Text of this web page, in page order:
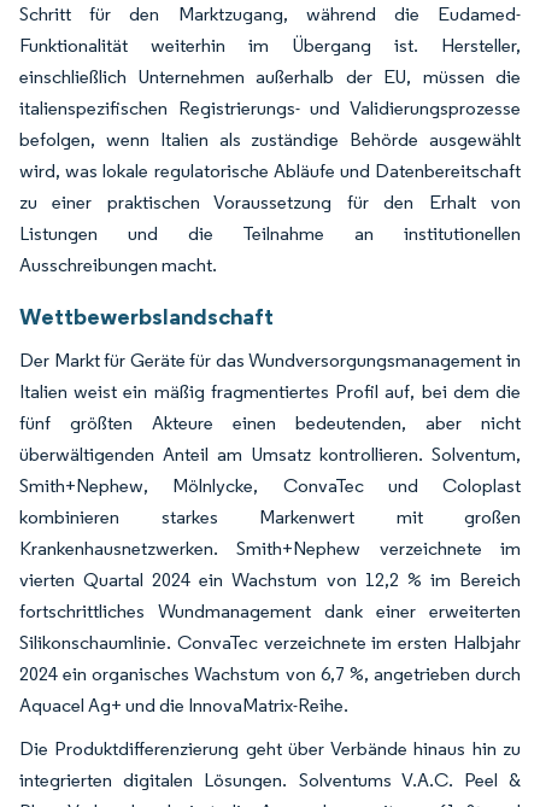
Schritt für den Marktzugang, während die Eudamed-
Funktionalität weiterhin im Übergang ist. Hersteller,
einschließlich Unternehmen außerhalb der EU, müssen die
italienspezifischen Registrierungs- und Validierungsprozesse
befolgen, wenn Italien als zuständige Behörde ausgewählt
wird, was lokale regulatorische Abläufe und Datenbereitschaft
zu einer praktischen Voraussetzung für den Erhalt von
Listungen und die Teilnahme an institutionellen
Ausschreibungen macht.
Wettbewerbslandschaft
Der Markt für Geräte für das Wundversorgungsmanagement in
Italien weist ein mäßig fragmentiertes Profil auf, bei dem die
fünf größten Akteure einen bedeutenden, aber nicht
überwältigenden Anteil am Umsatz kontrollieren. Solventum,
Smith+Nephew, Mölnlycke, ConvaTec und Coloplast
kombinieren starkes Markenwert mit großen
Krankenhausnetzwerken. Smith+Nephew verzeichnete im
vierten Quartal 2024 ein Wachstum von 12,2 % im Bereich
fortschrittliches Wundmanagement dank einer erweiterten
Silikonschaumlinie. ConvaTec verzeichnete im ersten Halbjahr
2024 ein organisches Wachstum von 6,7 %, angetrieben durch
Aquacel Ag+ und die InnovaMatrix-Reihe.
Die Produktdifferenzierung geht über Verbände hinaus hin zu
integrierten digitalen Lösungen. Solventums V.A.C. Peel &